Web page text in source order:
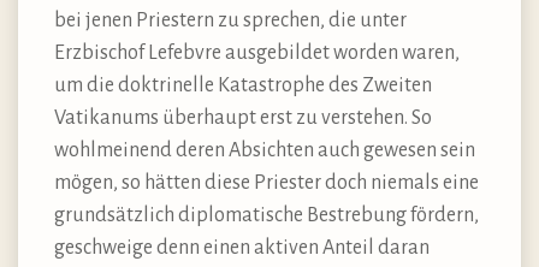
bei jenen Priestern zu sprechen, die unter
Erzbischof Lefebvre ausgebildet worden waren,
um die doktrinelle Katastrophe des Zweiten
Vatikanums überhaupt erst zu verstehen. So
wohlmeinend deren Absichten auch gewesen sein
mögen, so hätten diese Priester doch niemals eine
grundsätzlich diplomatische Bestrebung fördern,
geschweige denn einen aktiven Anteil daran